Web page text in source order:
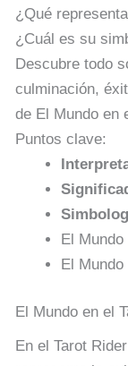
¿Qué
¿Cuál es su
Descubre todo
culminación,
de El Mundo en
Puntos clave:
El
El
El Mundo en el
En el Tarot